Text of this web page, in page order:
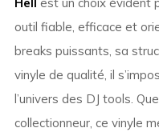
outil fiable, efficace et
breaks puissants, sa
vinyle de qualité, il
l’univers des DJ tools.
collectionneur, ce vinyle